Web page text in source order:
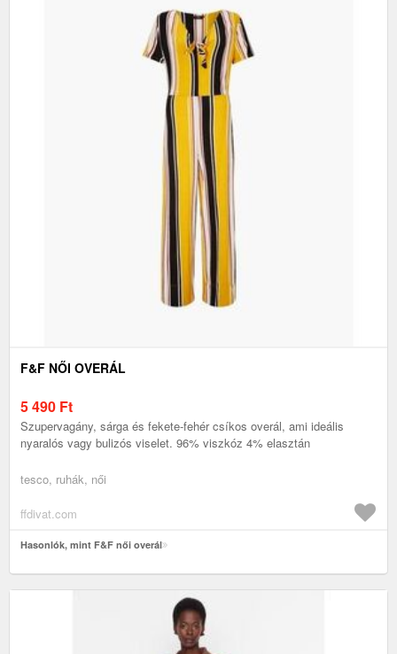
F&F NŐI OVERÁL
5 490 Ft
Szupervagány, sárga és fekete-fehér csíkos overál, ami ideális
nyaralós vagy bulizós viselet. 96% viszkóz 4% elasztán
tesco, ruhák, női
ffdivat.com
Hasonlók, mint F&F női overál